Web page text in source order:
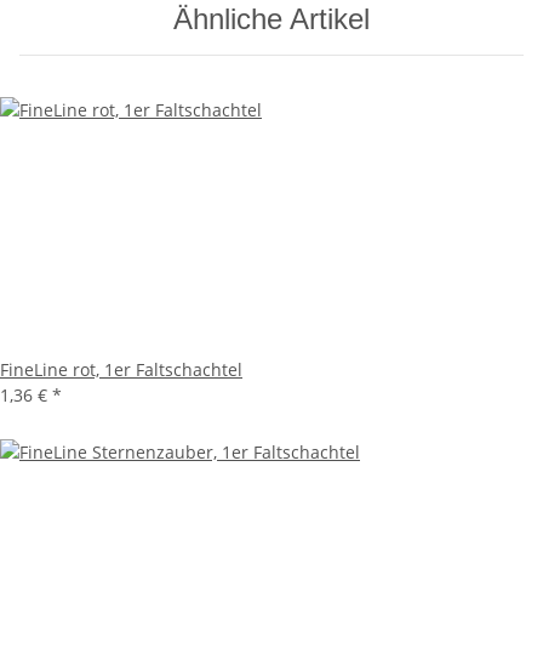
Ähnliche Artikel
FineLine rot, 1er Faltschachtel
1,36 € *